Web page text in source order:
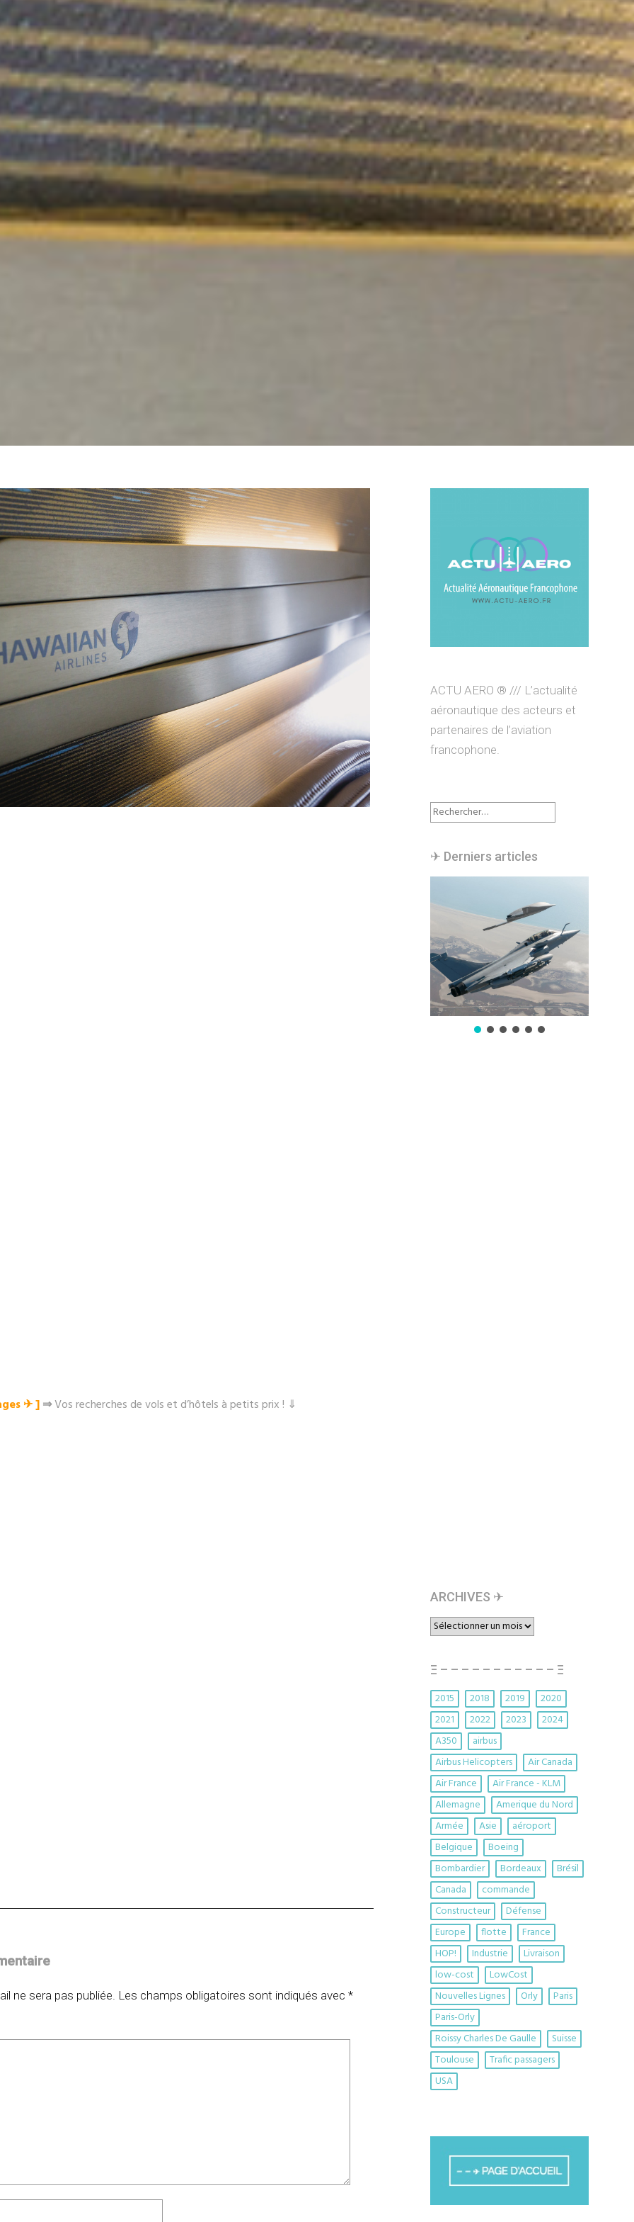
✈︎ ]⇒Vos recherches de vols et d’hôtels à petits prix ! ⇓
ne sera pas publiée. Les champs obligatoires sont indiqués avec *
ACTU AERO ® /// L’actualité
aéronautique des acteurs et
partenaires de l’aviation
francophone.
Rechercher :
✈︎ Derniers articles
ARCHIVES ✈︎
ARCHIVES
✈︎
Ξ – – – – – – – – – – – Ξ
2015 2018 2019
2020
2021
2022 2023
2024
A350
airbus
Airbus Helicopters
Air Canada
Air France
Air France - KLM
Allemagne
Amerique du Nord
Armée
Asie
aéroport
Belgique
Boeing
Bombardier
Bordeaux
Brésil
Canada
commande
Constructeur
Défense
Europe
flotte
France
HOP!
Industrie
Livraison
low-cost
LowCost
Nouvelles Lignes
Orly
Paris
Paris-Orly
Roissy Charles De Gaulle
Suisse
Toulouse
Trafic passagers
USA